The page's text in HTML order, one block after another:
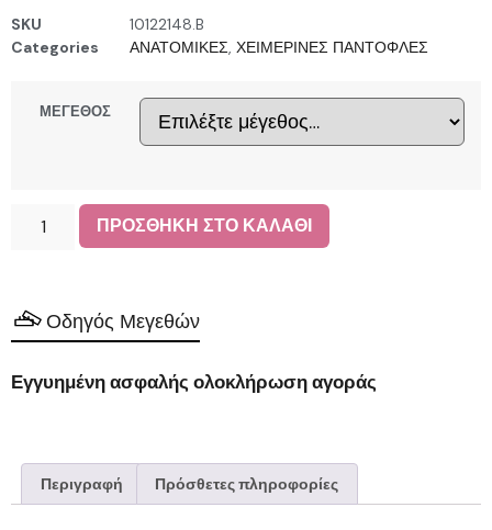
SKU
10122148.B
Categories
ΑΝΑΤΟΜΙΚΕΣ, ΧΕΙΜΕΡΙΝΕΣ ΠΑΝΤΟΦΛΕΣ
ΜΕΓΕΘΟΣ
ΠΡΟΣΘΗΚΗ ΣΤΟ ΚΑΛΑΘΙ
Οδηγός Μεγεθών
Εγγυημένη ασφαλής ολοκλήρωση αγοράς
Περιγραφή Πρόσθετες πληροφορίες